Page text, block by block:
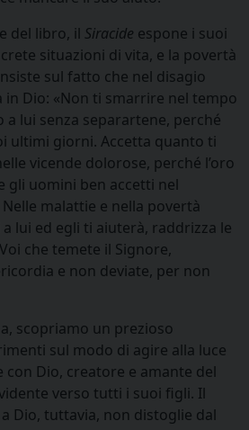
del libro, il Siracide espone i suoi
situazioni di vita, e la povertà
sul fatto che nel disagio
in Dio: «Non ti smarrire nel tempo
a lui senza separartene, perché
ultimi giorni. Accetta quanto ti
vicende dolorose, perché l’oro
gli uomini ben accetti nel
malattie e nella povertà
lui ed egli ti aiuterà, raddrizza le
che temete il Signore,
e non deviate, per non
scopriamo un prezioso
sul modo di agire alla luce
con Dio, creatore e amante del
verso tutti i suoi figli. Il
Dio, tuttavia, non distoglie dal